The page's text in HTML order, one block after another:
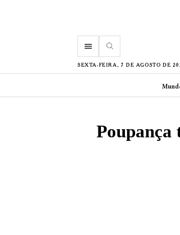
menu
SEXTA-FEIRA, 7 DE AGOSTO DE
Poupança